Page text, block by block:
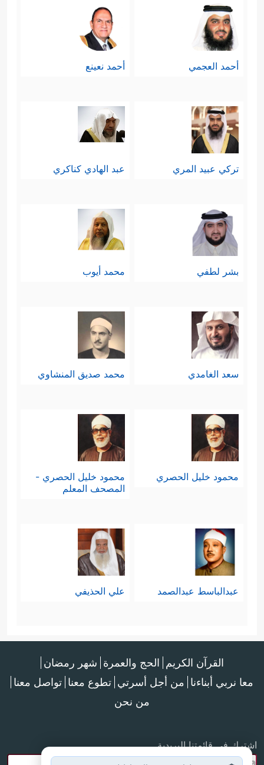
أحمد العجمي أحمد نعينع
تركي عبيد المري عبد الهادي كناكري
بشر لطفي محمد أيوب
سعد الغامدي محمد صديق المنشاوي
محمود خليل الحصري
محمود خليل الحصري -
المصحف المعلم
عبدالباسط عبدالصمد علي الحذيفي
القرآن الكريم الحج والعمرة شهر رمضان
معا نربي أبناءنا من أجل أسرتي تطوع معنا تواصل معنا
من نحن
اشترك في قائمتنا البريدية